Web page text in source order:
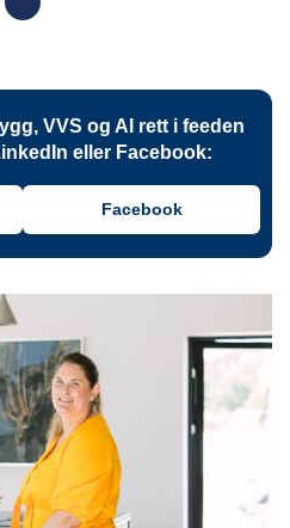
VVS og AI rett i feeden
eller Facebook:
Facebook